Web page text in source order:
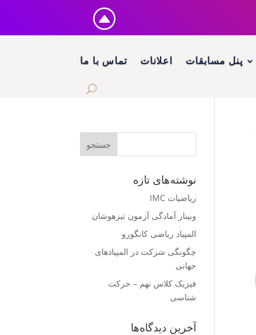
F
پنل مسابقات اعلانات تماس با ما
نوشته‌های تازه
ریاضیات IMC
وبینار آمادگی آزمون تیزهوشان
المپیاد ریاضی کانگورو
چگونگی شرکت در المپیاد‌های
جهانی
فیزیک کلاس نهم – حرکت
شناسی
آخرین دیدگاه‌ها